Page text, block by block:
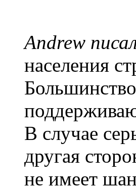
Andrew
населения
В случае
другая
не имеет